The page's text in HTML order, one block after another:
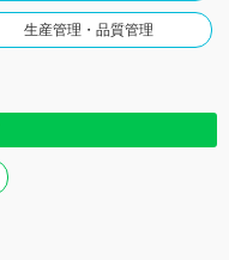
生産管理・品質管理